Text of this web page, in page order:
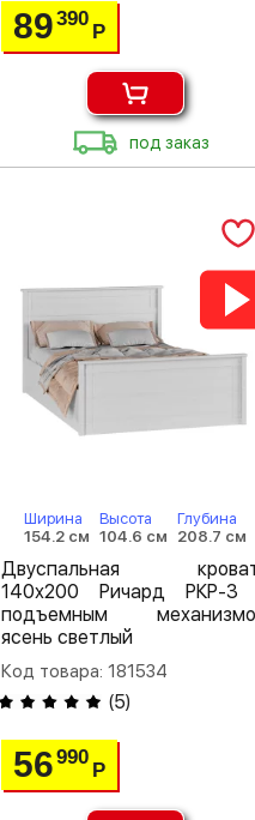
89390
Р
под заказ
Ширина
154.2 см
Высота
104.6 см
Глубина
208.7 см
Двуспальная
140х200 Ричард РКР-3
подъемным
ясень светлый
Код товара: 181534
(5)
56990
Р